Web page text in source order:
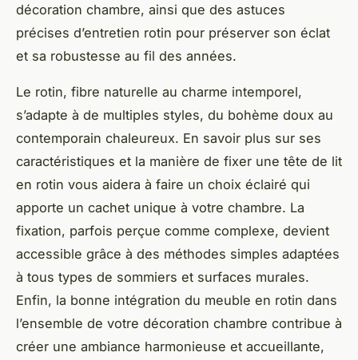
décoration chambre, ainsi que des astuces
précises d’entretien rotin pour préserver son éclat
et sa robustesse au fil des années.
Le rotin, fibre naturelle au charme intemporel,
s’adapte à de multiples styles, du bohème doux au
contemporain chaleureux. En savoir plus sur ses
caractéristiques et la manière de fixer une tête de lit
en rotin vous aidera à faire un choix éclairé qui
apporte un cachet unique à votre chambre. La
fixation, parfois perçue comme complexe, devient
accessible grâce à des méthodes simples adaptées
à tous types de sommiers et surfaces murales.
Enfin, la bonne intégration du meuble en rotin dans
l’ensemble de votre décoration chambre contribue à
créer une ambiance harmonieuse et accueillante,